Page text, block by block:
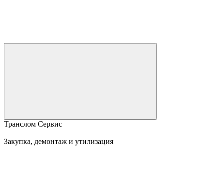
Транслом Сервис
Закупка, демонтаж и утилизация